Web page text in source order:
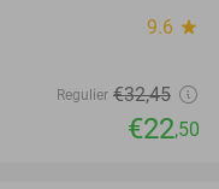
9.6 star
Regulier €32,45
€22,50